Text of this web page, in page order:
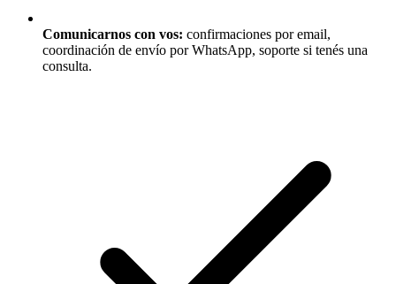
Comunicarnos con vos: confirmaciones por email,
coordinación de envío por WhatsApp, soporte si tenés una
consulta.